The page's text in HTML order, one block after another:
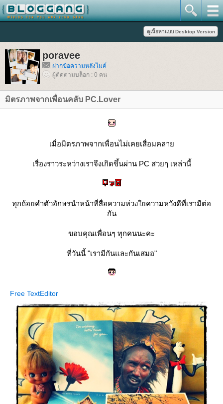
poravee
ฝากข้อความหลังไมค์
ผู้ติดตามบล็อก : 0 คน
มิตรภาพจากเพื่อนคลับ PC.Lover
เมื่อมิตรภาพจากเพื่อนไม่เคยเสื่อมคลา
เรื่องราวระหว่างเราจึงเกิดขึ้นผ่าน PC สวยๆ เหล่านี้
ทุกถ้อยคำตัวอักษรนำหน้าที่สื่อความห่วงใยความหวังดีที่เรามีต่อ
กัน
ขอบคุณเพื่อนๆ ทุกคนนะคะ
ที่วันนี้ "เรามีกันและกันเสมอ"
Free TextEditor